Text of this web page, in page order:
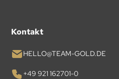
Kontakt
HELLO@TEAM-GOLD.DE
+49 921 162701-0